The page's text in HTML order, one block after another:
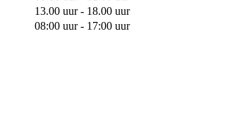
13.00 uur - 18.00 uur
08:00 uur - 17:00 uur